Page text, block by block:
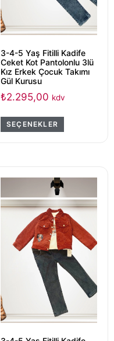
3-4-5 Yaş Fitilli Kadife
Ceket Kot Pantolonlu 3lü
Kız Erkek Çocuk Takımı
Gül Kurusu
₺2.295,00 kdv
SEÇENEKLER